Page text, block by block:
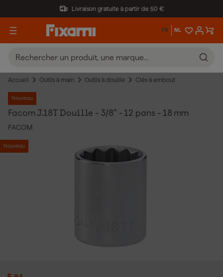
Livraison gratuite à partir de 50 €
FR NL
Accueil Outils à main Outils à douille Clés à embout
Nouveau
Facom J.18T Douille - 3/8" - 12 pans - 18 mm
FACOM
Nouveau